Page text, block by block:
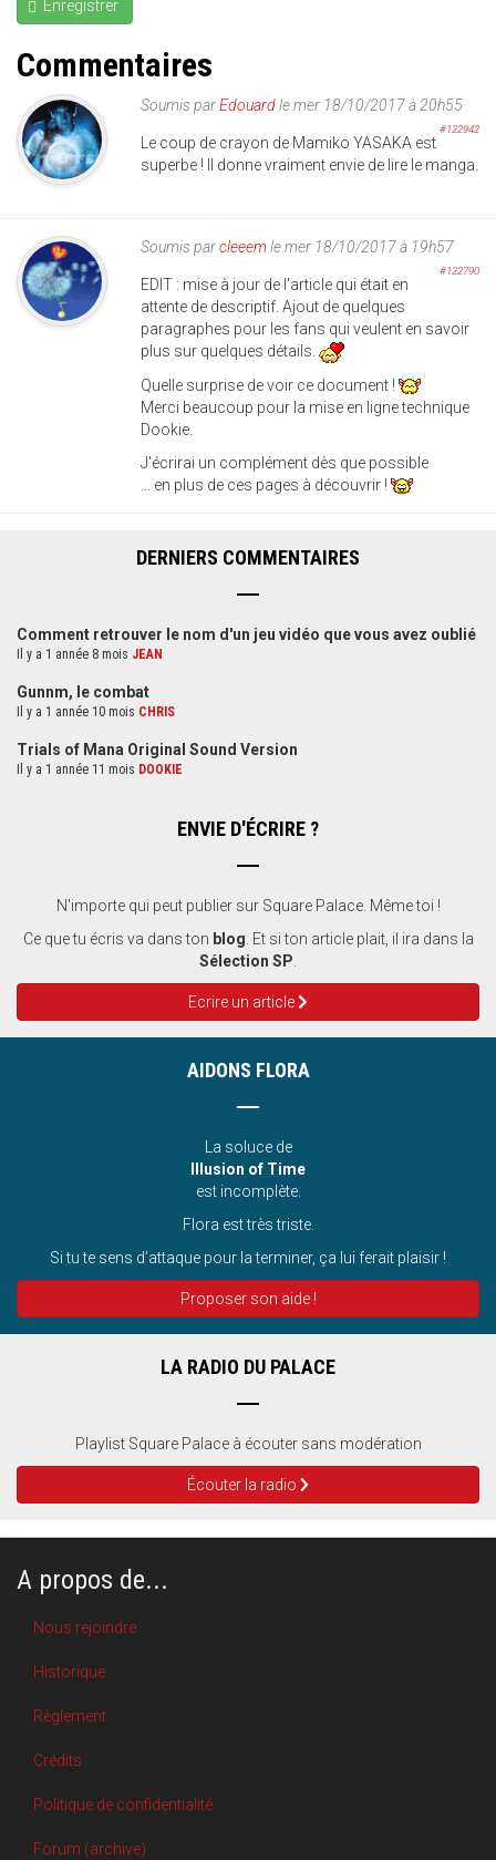
Enregistrer
Commentaires
Soumis parEdouardle mer 18/10/2017 à 20h55
#122942
Le coup de crayon de Mamiko YASAKA est
superbe ! Il donne vraiment envie de lire le manga.
Soumis parcleeemle mer 18/10/2017 à 19h57
#122790
EDIT : mise à jour de l'article qui était en
attente de descriptif. Ajout de quelques
paragraphes pour les fans qui veulent en savoir
plus sur quelques détails.
Quelle surprise de voir ce document !
Merci beaucoup pour la mise en ligne technique
Dookie.
J'écrirai un complément dès que possible
... en plus de ces pages à découvrir !
DERNIERS COMMENTAIRES
Comment retrouver le nom d'un jeu vidéo que vous avez oublié
Il y a 1 année 8 mois JEAN
Gunnm, le combat
Il y a 1 année 10 mois CHRIS
Trials of Mana Original Sound Version
Il y a 1 année 11 mois DOOKIE
ENVIE D'ÉCRIRE ?
N'importe qui peut publier sur Square Palace. Même toi !
Ce que tu écris va dans ton blog . Et si ton article plait, il ira dans la
Sélection SP
Ecrire un article
AIDONS FLORA
La soluce de
Illusion of Time
est incomplète.
Flora est très triste.
Si tu te sens d’attaque pour la terminer, ça lui ferait plaisir !
Proposer son aide !
LA RADIO DU PALACE
Playlist Square Palace à écouter sans modération
Écouter la radio
A propos de...
Nous rejoindre
Historique
Règlement
Crédits
Politique de confidentialité
Forum (archive)